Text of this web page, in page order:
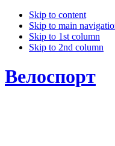
Skip to content
Skip to main
Skip to 1st column
Skip to 2nd column
Велоспорт